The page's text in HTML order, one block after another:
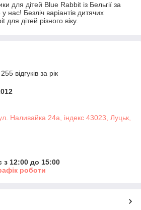
для дітей Blue Rabbit із Бельгії за
нас! Безліч варіантів дитячих
дітей різного віку.
відгуків за рік
Наливайка 24а, індекс 43023, Луцьк,
з 12:00 до 15:00
роботи